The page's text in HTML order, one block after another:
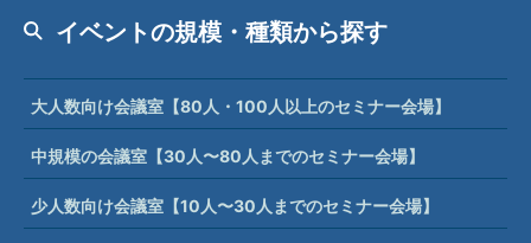
イベントの規模・種類から探す
大人数向け会議室【80人・100人以上のセミナー会場】
中規模の会議室【30人〜80人までのセミナー会場】
少人数向け会議室【10人〜30人までのセミナー会場】